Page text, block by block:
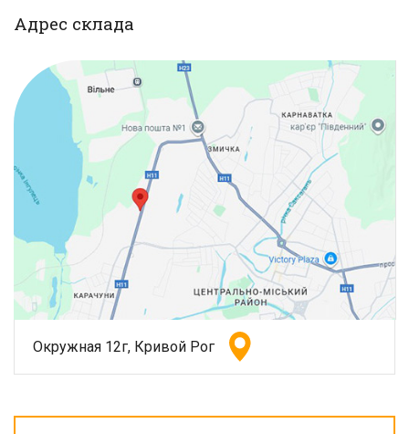
Адрес склада
Окружная 12г, Кривой Рог